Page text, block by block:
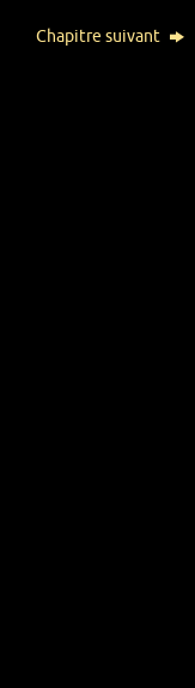
Chapitre suivant